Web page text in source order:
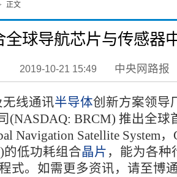
正文
全球导航芯片与传感器
2019-10-21 15:49 中央网路报
线通讯半导体创新方案领导
(NASDAQ: BRCM) 推出全
Navigation Satellite System
的低功耗组合晶片 ，能为各种
式。如需更多资讯，请至博